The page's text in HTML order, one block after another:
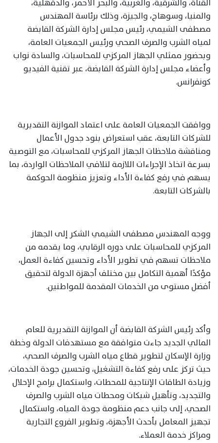
والمنيا، وسوهاج، والجيزة، وذلك برئاسة المهندس
مصطفى الشيمي، رئيس مجلس إدارة الشركة القابضة
لمياه الشرب والصرف الصحي ورئيس الجمعيات العامة،
وبحضور ممثلي الجهاز المركزي للمحاسبات، والسادة نواب
وأعضاء مجلس إدارة الشركة القابضة، عبر تقنية الفيديو
كونفرانس.
ووافقت الجمعيات العامة على اعتماد الموازنة التقديرية
للشركات التابعة، عقب استعراض بنود جدول الأعمال
ومناقشة ملاحظات الجهاز المركزي للمحاسبات، مع التوصية
بسرعة اتخاذ الإجراءات اللازمة لتلافي الملاحظات الواردة، بما
يسهم في رفع كفاءة الأداء وتعزيز منظومة الحوكمة
بالشركات التابعة.
ووجه المهندس مصطفى الشيمي الشكر إلى الجهاز
المركزي للمحاسبات على دوره الرقابي، وما يقدمه من
ملاحظات تسهم في تطوير الأداء وتحسين كفاءة العمل،
مؤكدًا أهمية التكامل بين مختلف أجهزة الدولة لتحقيق
أفضل مستوى من الخدمات المقدمة للمواطنين.
وأكد رئيس الشركة القابضة أن الموازنة التقديرية للعام
المالي الجديد جاءت متوافقة مع مستهدفات الدولة وخطة
وزارة الإسكان لتطوير قطاع مياه الشرب والصرف الصحي،
حيث تركز على رفع كفاءة التشغيل، وتحسين جودة الخدمات،
وزيادة الطاقات الإنتاجية للمحطات، واستكمال برامج الإحلال
والتجديد، وتأهيل شبكات ومحطات مياه الشرب والصرف
الصحي، إلى جانب دعم منظومة جودة المياه، واستكمال
تجهيز المعامل بأحدث الأجهزة، وتطوير الفروع التجارية
ومراكز خدمة العملاء.